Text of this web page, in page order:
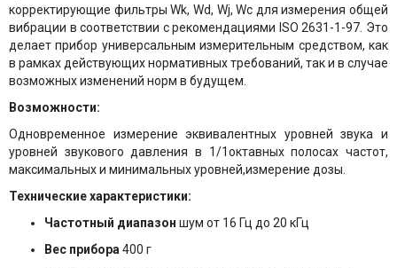
корректирующие фильтры Wk, Wd, Wj, Wc для измерения общей
вибрации в соответствии с рекомендациями ISO 2631-1-97. Это
делает прибор универсальным измерительным средством, как
в рамках действующих нормативных требований, так и в случае
возможных изменений норм в будущем.
Возможности:
Одновременное измерение эквивалентных уровней звука и
уровней звукового давления в 1/1октавных полосах частот,
максимальных и минимальных уровней,измерение дозы.
Технические характеристики:
Частотный диапазон шум от 16 Гц до 20 кГц
Вес прибора400 г